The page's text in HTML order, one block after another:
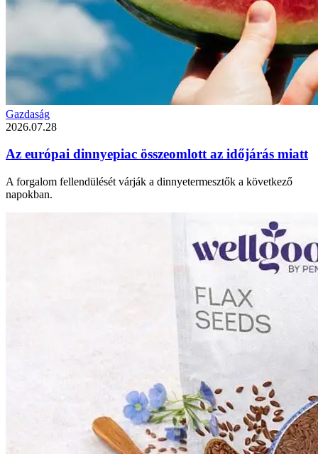
Gazdaság
2026.07.28
Az európai dinnyepiac összeomlott az időjárás miatt
A forgalom fellendülését várják a dinnyetermesztők a következő
napokban.